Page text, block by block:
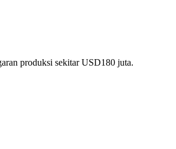
produksi sekitar USD180 juta.